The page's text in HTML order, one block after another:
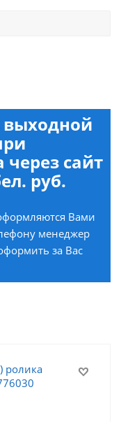
выходной
сайт
руб.
Вами
менеджер
за Вас